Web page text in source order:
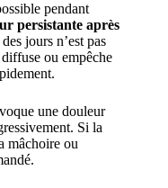
pendant
persistante après
jours n’est pas
ou empêche
une douleur
Si la
mâchoire ou